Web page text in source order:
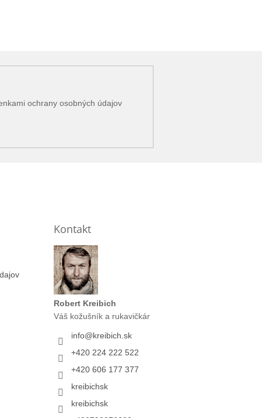
ochrany osobných údajov
Kontakt
Robert Kreibich
Váš kožušník a rukavičkár
info@kreibich.sk
+420 224 222 522
+420 606 177 377
kreibichsk
kreibichsk